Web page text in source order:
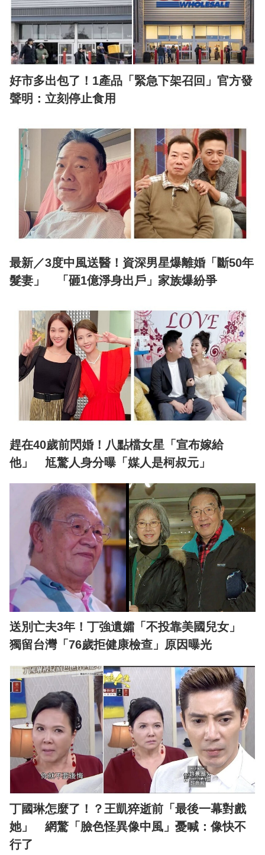
好市多出包了！1產品「緊急下架召回」官方發
聲明：立刻停止食用
最新／3度中風送醫！資深男星爆離婚「斷50年
髮妻」 「砸1億淨身出戶」家族爆紛爭
趕在40歲前閃婚！八點檔女星「宣布嫁給
他」 尪驚人身分曝「媒人是柯叔元」
送別亡夫3年！丁強遺孀「不投靠美國兒女」
獨留台灣「76歲拒健康檢查」原因曝光
丁國琳怎麼了！？王凱猝逝前「最後一幕對戲
她」 網驚「臉色怪異像中風」憂喊：像快不
行了